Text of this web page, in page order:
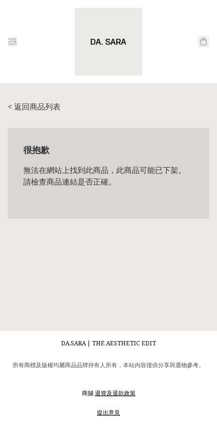
< 返回商品列表
很抱歉
無法在網站上找到此商品，此商品可能已下架。
請檢查商品連結是否正確。
DA.SARA | THE AESTHETIC EDIT
所有商標及版權均屬商品品牌持有人所有，本站內容僅供分享與選物參考。
商舖退貨及退款政策
提出意見